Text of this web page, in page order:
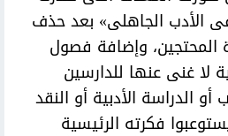
«فى الأدب الجاهلى» بعد حذف
المحتجين، وإضافة فصول
غنى عنها للدارسين
أو الدراسة الأدبية أو النقد
فكرته الرئيسية